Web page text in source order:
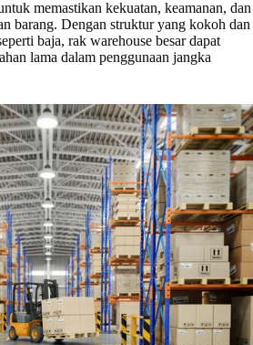
memastikan kekuatan, keamanan, dan
barang. Dengan struktur yang kokoh dan
baja, rak warehouse besar dapat
lama dalam penggunaan jangka